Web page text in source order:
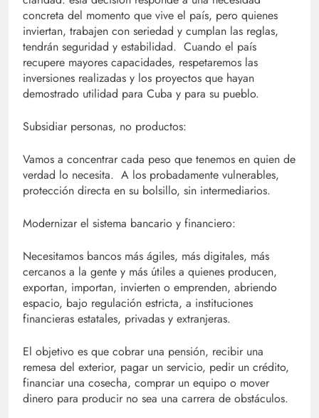
concreta del momento que vive el país, pero quienes
inviertan, trabajen con seriedad y cumplan las reglas,
tendrán seguridad y estabilidad. Cuando el país
recupere mayores capacidades, respetaremos las
inversiones realizadas y los proyectos que hayan
demostrado utilidad para Cuba y para su pueblo.
Subsidiar personas, no productos:
Vamos a concentrar cada peso que tenemos en quien de
verdad lo necesita. A los probadamente vulnerables,
protección directa en su bolsillo, sin intermediarios.
Modernizar el sistema bancario y financiero:
Necesitamos bancos más ágiles, más digitales, más
cercanos a la gente y más útiles a quienes producen,
exportan, importan, invierten o emprenden, abriendo
espacio, bajo regulación estricta, a instituciones
financieras estatales, privadas y extranjeras.
El objetivo es que cobrar una pensión, recibir una
remesa del exterior, pagar un servicio, pedir un crédito,
financiar una cosecha, comprar un equipo o mover
dinero para producir no sea una carrera de obstáculos.